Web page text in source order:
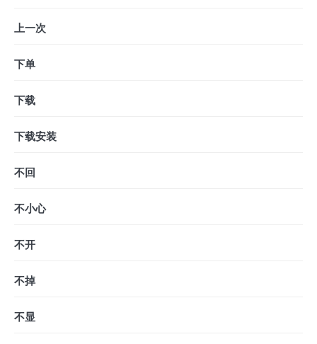
上一次
下单
下载
下载安装
不回
不小心
不开
不掉
不显